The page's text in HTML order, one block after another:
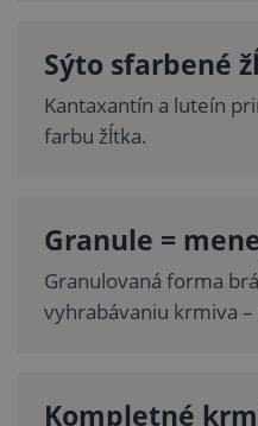
Sýto sfarbené
Kantaxantín a luteín
farbu žĺtka.
Granule =
Granulovaná forma
vyhrabávaniu krmiva
Kompletné